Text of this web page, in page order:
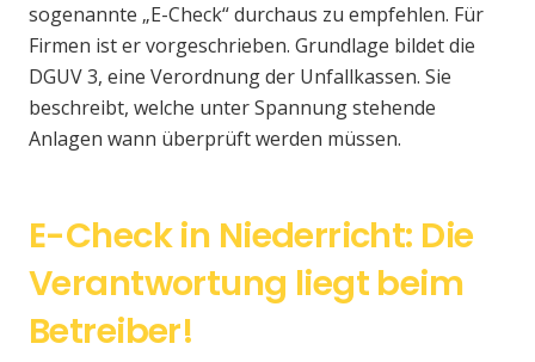
sogenannte „E-Check“ durchaus zu empfehlen. Für
Firmen ist er vorgeschrieben. Grundlage bildet die
DGUV 3, eine Verordnung der Unfallkassen. Sie
beschreibt, welche unter Spannung stehende
Anlagen wann überprüft werden müssen.
E-Check in Niederricht: Die
Verantwortung liegt beim
Betreiber!